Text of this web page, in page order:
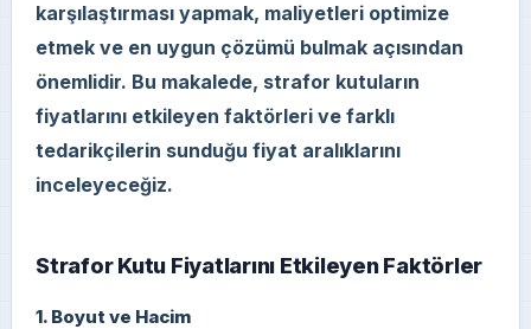
karşılaştırması yapmak, maliyetleri optimize
etmek ve en uygun çözümü bulmak açısından
önemlidir. Bu makalede, strafor kutuların
fiyatlarını etkileyen faktörleri ve farklı
tedarikçilerin sunduğu fiyat aralıklarını
inceleyeceğiz.
Strafor Kutu Fiyatlarını Etkileyen Faktörler
1. Boyut ve Hacim